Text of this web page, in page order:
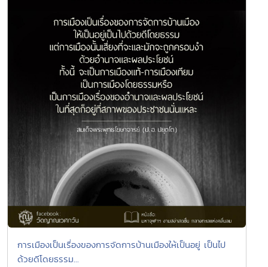
การเมืองเป็นเรื่องของการจัดการบ้านเมืองให้เป็นอยู่ เป็นไป
ด้วยดีโดยธรรม...